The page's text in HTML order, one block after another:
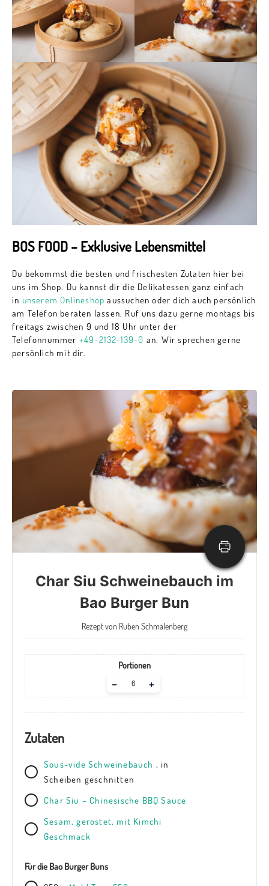
BOS FOOD – Exklusive Lebensmittel
Du bekommst die besten und frischesten Zutaten hier bei
uns im Shop. Du kannst dir die Delikatessen ganz einfach
in unserem Onlineshop aussuchen oder dich auch persönlich
am Telefon beraten lassen. Ruf uns dazu gerne montags bis
freitags zwischen 9 und 18 Uhr unter der
Telefonnummer +49-2132-139-0 an. Wir sprechen gerne
persönlich mit dir.
Char Siu Schweinebauch im
Bao Burger Bun
Rezept von Ruben Schmalenberg
Portionen
Adjust
+
–
Zutaten
Sous-vide Schweinebauch , in
Scheiben geschnitten
Char Siu – Chinesische BBQ Sauce
Sesam, geröstet, mit Kimchi
Geschmack
Für die Bao Burger Buns